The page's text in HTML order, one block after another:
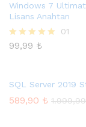
Windows 7
Lisans Anahtarı
5 üzerinden
01
99,99 ₺
SQL Server 2019
589,90 ₺